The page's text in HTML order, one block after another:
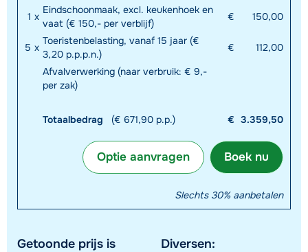
1 x
Eindschoonmaak, excl. keukenhoek en
vaat (€ 150,- per verblijf)
€ 150,00
5 x
Toeristenbelasting, vanaf 15 jaar (€
3,20 p.p.p.n.)
€
112,00
Afvalverwerking (naar verbruik: € 9,-
per zak)
Totaalbedrag (€ 671,90 p.p.) € 3.359,50
Boek nu
Optie aanvragen
Slechts 30% aanbetalen
Getoonde prijs is
Diversen: